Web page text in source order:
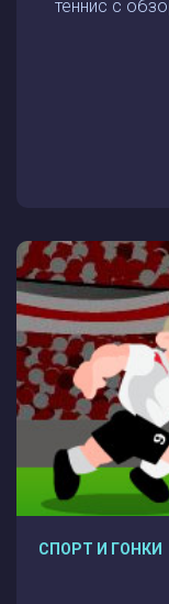
теннис с
СПОРТ И ГОНКИ